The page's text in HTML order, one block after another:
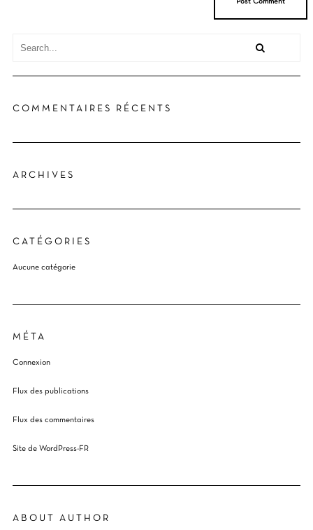
COMMENTAIRES RÉCENTS
ARCHIVES
CATÉGORIES
Aucune catégorie
MÉTA
Connexion
Flux des publications
Flux des commentaires
Site de WordPress-FR
ABOUT AUTHOR